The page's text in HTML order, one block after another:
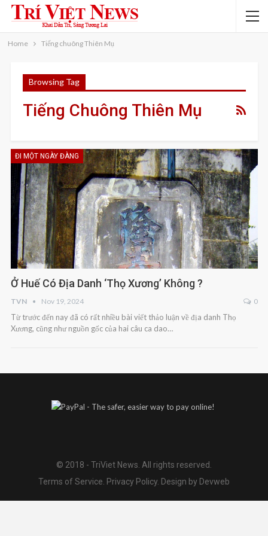
Home Tiếng chuông Thiên Mụ
Browsing Tag
Tiếng Chuông Thiên Mụ
ĐI MỘT NGÀY ĐÀNG
Ở Huế Có Địa Danh ‘Thọ Xương’ Không ?
TVN Nov 19, 2024 0
Từ trước đến nay đã có rất nhiều bài viết thảo luận về địa danh Thọ
Xương, cũng như nguồn gốc của hai câu ca dao…
© 2018 - TriViet News. All rights reserved.
Terms of Service. Privacy Policy. Design by Devweb